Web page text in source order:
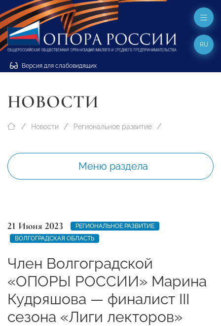
Версия для слабовидящих
RU
НОВОСТИ
Новости Региональное развитие
Меню раздела
21 Июня 2023
РЕГИОНАЛЬНОЕ РАЗВИТИЕ
ВОЛГОГРАДСКАЯ ОБЛАСТЬ
Член Волгоградской
«ОПОРЫ РОССИИ» Марина
Кудряшова — финалист III
сезона «Лиги лекторов»